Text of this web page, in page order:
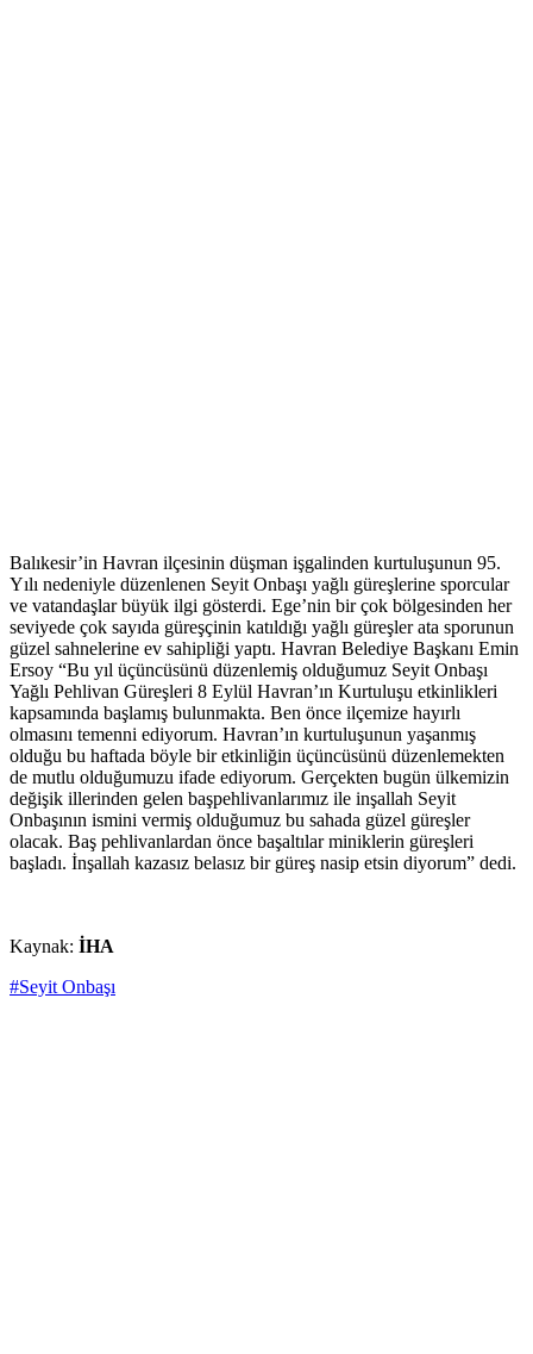
Balıkesir’in Havran ilçesinin düşman işgalinden kurtuluşunun 95.
Yılı nedeniyle düzenlenen Seyit Onbaşı yağlı güreşlerine sporcular
ve vatandaşlar büyük ilgi gösterdi. Ege’nin bir çok bölgesinden her
seviyede çok sayıda güreşçinin katıldığı yağlı güreşler ata sporunun
güzel sahnelerine ev sahipliği yaptı. Havran Belediye Başkanı Emin
Ersoy “Bu yıl üçüncüsünü düzenlemiş olduğumuz Seyit Onbaşı
Yağlı Pehlivan Güreşleri 8 Eylül Havran’ın Kurtuluşu etkinlikleri
kapsamında başlamış bulunmakta. Ben önce ilçemize hayırlı
olmasını temenni ediyorum. Havran’ın kurtuluşunun yaşanmış
olduğu bu haftada böyle bir etkinliğin üçüncüsünü düzenlemekten
de mutlu olduğumuzu ifade ediyorum. Gerçekten bugün ülkemizin
değişik illerinden gelen başpehlivanlarımız ile inşallah Seyit
Onbaşının ismini vermiş olduğumuz bu sahada güzel güreşler
olacak. Baş pehlivanlardan önce başaltılar miniklerin güreşleri
başladı. İnşallah kazasız belasız bir güreş nasip etsin diyorum” dedi.
Kaynak: İHA
#Seyit Onbaşı